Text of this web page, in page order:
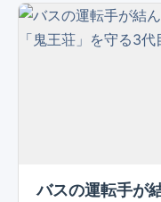
バスの運転手が